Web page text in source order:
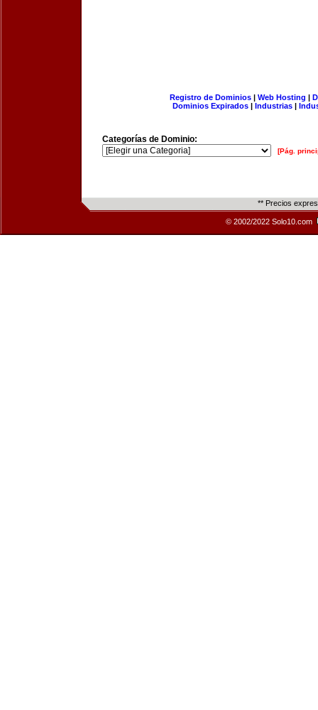
Registro de Dominios| Web Hosting |
Dominios Expirados | Industrias |
Categorías de Dominio:
[Pág.
** Precios
© 2002/2022 Solo10.com